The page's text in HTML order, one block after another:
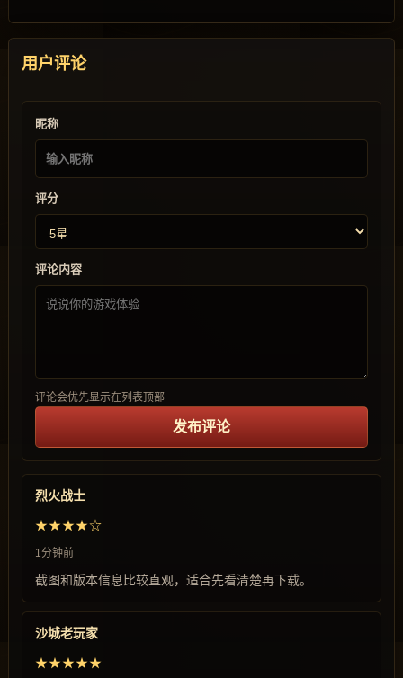
用户评论
昵称
评分
评论内容
评论会优先显示在列表顶部
发布评论
烈火战士
★★★★☆
1分钟前
截图和版本信息比较直观，适合先看清楚再下载。
沙城老玩家
★★★★★